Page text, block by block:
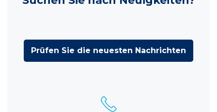
Prüfen Sie die neuesten Nachrichten